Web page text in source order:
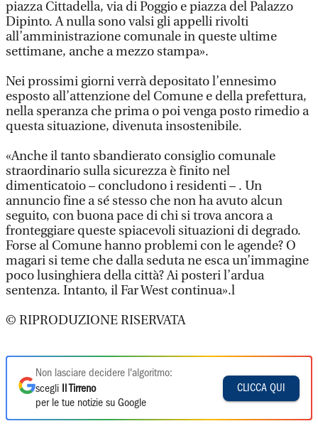
piazza Cittadella, via di Poggio e piazza del Palazzo
Dipinto. A nulla sono valsi gli appelli rivolti
all’amministrazione comunale in queste ultime
settimane, anche a mezzo stampa».
Nei prossimi giorni verrà depositato l’ennesimo
esposto all’attenzione del Comune e della prefettura,
nella speranza che prima o poi venga posto rimedio a
questa situazione, divenuta insostenibile.
«Anche il tanto sbandierato consiglio comunale
straordinario sulla sicurezza è finito nel
dimenticatoio – concludono i residenti – . Un
annuncio fine a sé stesso che non ha avuto alcun
seguito, con buona pace di chi si trova ancora a
fronteggiare queste spiacevoli situazioni di degrado.
Forse al Comune hanno problemi con le agende? O
magari si teme che dalla seduta ne esca un’immagine
poco lusinghiera della città? Ai posteri l’ardua
sentenza. Intanto, il Far West continua».l
© RIPRODUZIONE RISERVATA
Non lasciare decidere l'algoritmo:
scegli
Il Tirreno
per le tue notizie su Google
CLICCA QUI